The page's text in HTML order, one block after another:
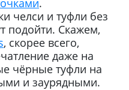
челси и туфли без
подойти. Скажем,
, скорее всего,
даже на
чёрные туфли на
и заурядными.